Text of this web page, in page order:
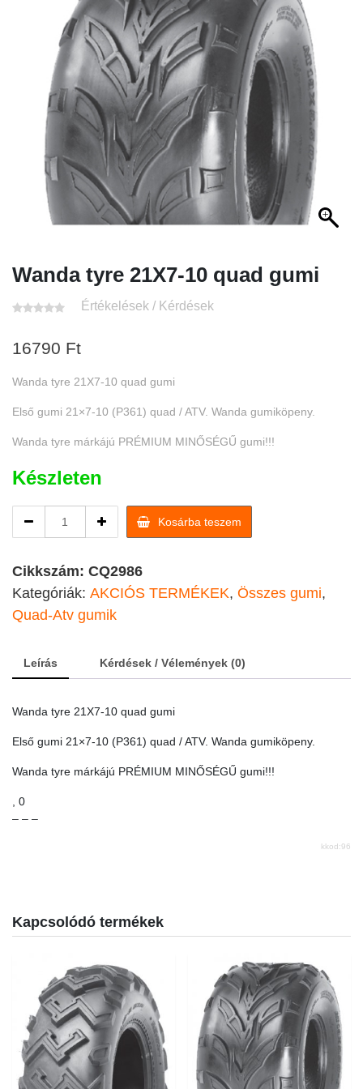
Wanda tyre 21X7-10 quad gumi
Értékelések / Kérdések
16790 Ft
Wanda tyre 21X7-10 quad gumi
Első gumi 21×7-10 (P361) quad / ATV. Wanda gumiköpeny.
Wanda tyre márkájú PRÉMIUM MINŐSÉGŰ gumi!!!
Készleten
tyre
gumi
quantity
Kosárba teszem
Cikkszám: CQ2986
Kategóriák: AKCIÓS TERMÉKEK, Összes gumi,
Quad-Atv gumik
Leírás Kérdések / Vélemények (0)
Wanda tyre 21X7-10 quad gumi
Első gumi 21×7-10 (P361) quad / ATV. Wanda gumiköpeny.
Wanda tyre márkájú PRÉMIUM MINŐSÉGŰ gumi!!!
, 0
– – –
kkod:96
Kapcsolódó termékek